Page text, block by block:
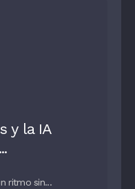
y la IA
ritmo sin...